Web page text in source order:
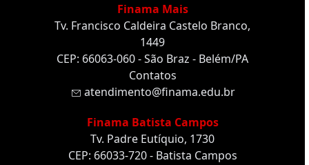
Finama Mais
Tv. Francisco Caldeira Castelo Branco,
1449
CEP: 66063-060 - São Braz - Belém/PA
Contatos
atendimento@finama.edu.br
Finama Batista Campos
Tv. Padre Eutíquio, 1730
CEP: 66033-720 - Batista Campos